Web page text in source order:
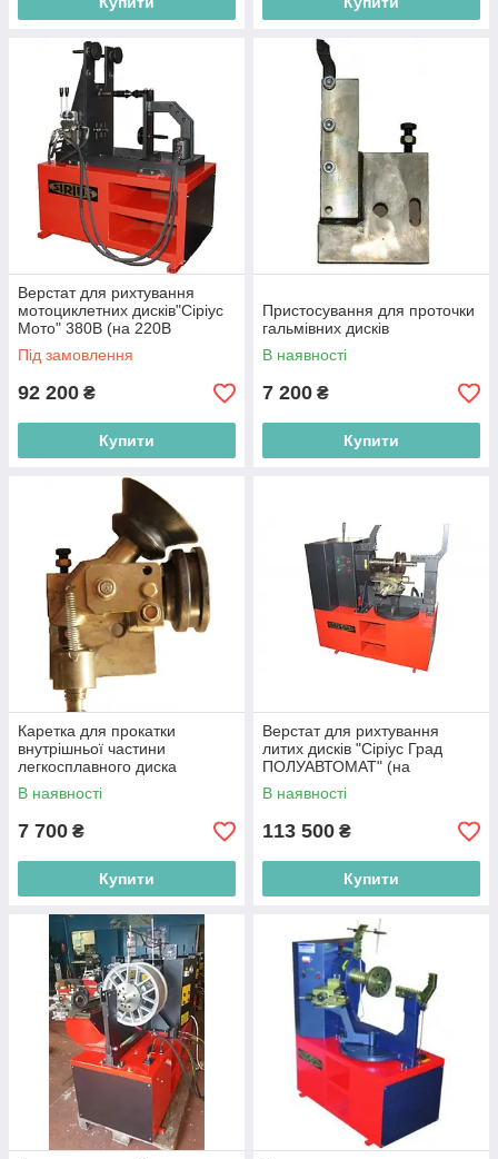
Верстат для рихтування
мотоциклетних дисків"Сіріус
Мото" 380В (на 220В
+5000грн.)
Під замовлення
92 200 ₴
Купити
Пристосування для проточки
гальмівних дисків
В наявності
7 200 ₴
Купити
Каретка для прокатки
внутрішньої частини
легкосплавного диска
В наявності
7 700 ₴
Купити
Верстат для рихтування
литих дисків "Сіріус Град
ПОЛУАВТОМАТ" (на
220В+5000грн.)
В наявності
113 500 ₴
Купити